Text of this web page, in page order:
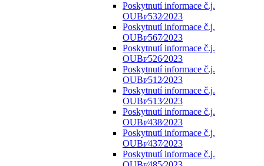
Poskytnutí informace č.j.
OUBr⁄532⁄2023
Poskytnutí informace č.j.
OUBr⁄567⁄2023
Poskytnutí informace č.j.
OUBr⁄526⁄2023
Poskytnutí informace č.j.
OUBr⁄512⁄2023
Poskytnutí informace č.j.
OUBr⁄513⁄2023
Poskytnutí informace č.j.
OUBr⁄438⁄2023
Poskytnutí informace č.j.
OUBr⁄437⁄2023
Poskytnutí informace č.j.